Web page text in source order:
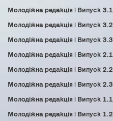
Молодіжна редакція | Випуск 3.1
Молодіжна редакція | Випуск 3.2
Молодіжна редакція | Випуск 3.3
Молодіжна редакція | Випуск 2.1
Молодіжна редакція | Випуск 2.2
Молодіжна редакція | Випуск 2.3
Молодіжна редакція | Випуск 1.1
Молодіжна редакція | Випуск 1.2